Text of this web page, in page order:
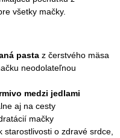
všetky mačky.
pasta z čerstvého mäsa
neodolateľnou
medzi jedlami
aj na cesty
mačky
o zdravé srdce,